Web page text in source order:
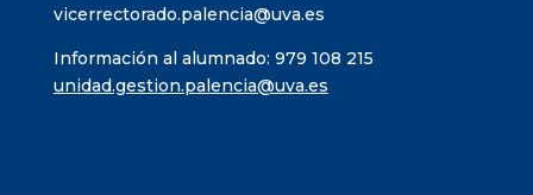
vicerrectorado.palencia@uva.es
Información al alumnado: 979 108 215
unidad.gestion.palencia@uva.es